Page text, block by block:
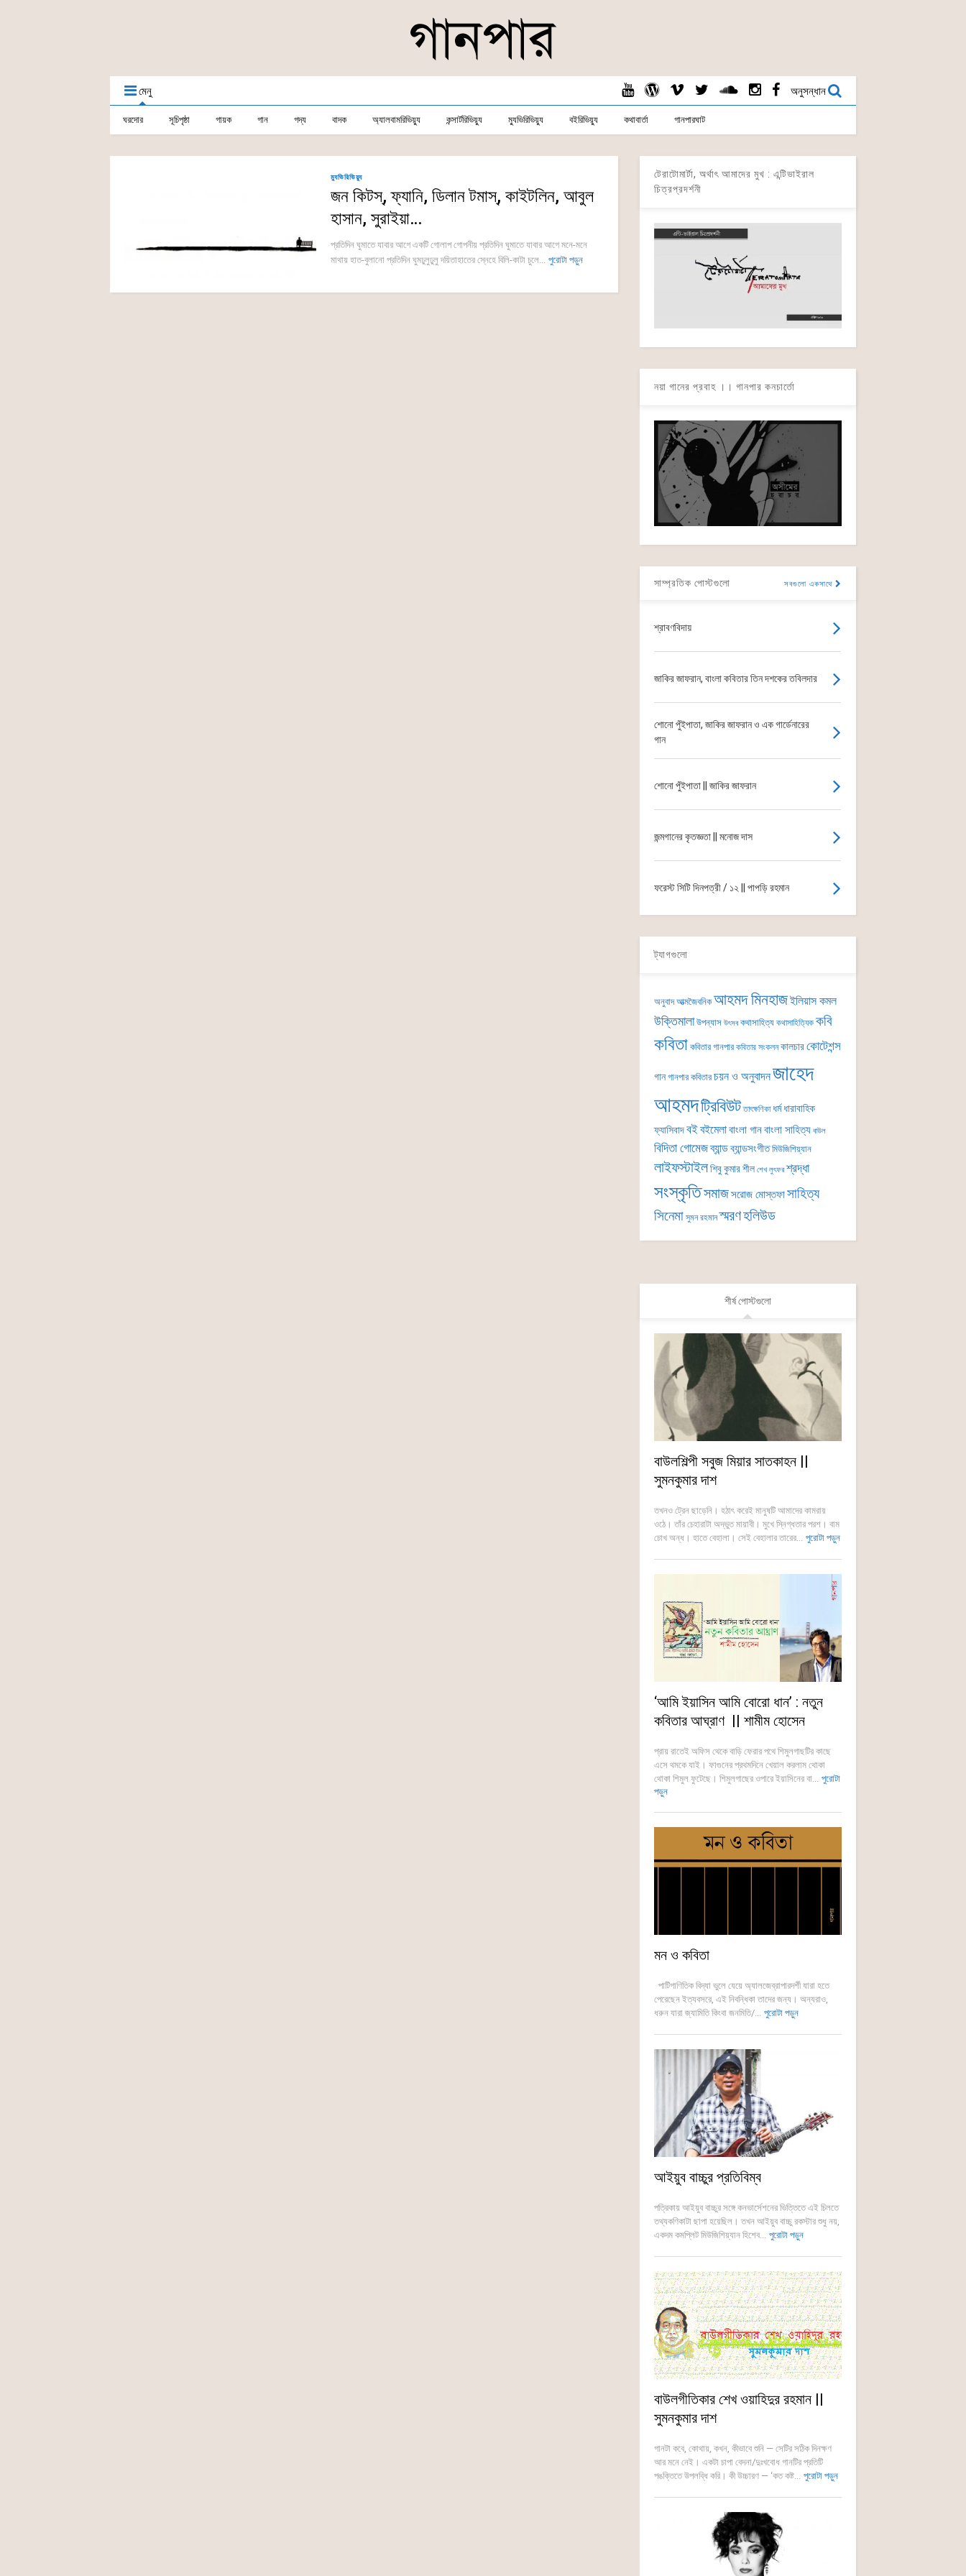
মেনু অনুসন্ধান
ঘরদোর সূচিপৃষ্ঠা গায়ক গান গদ্য বাদক অ্যালবামরিভিয়্যু কন্সার্টরিভিয়্যু ম্যুভিরিভিয়্যু বইরিভিয়্যু কথাবার্তা গানপারঘাট
ম্যুভিরিভিয়্যু
জন কিটস্, ফ্যানি, ডিলান টমাস্, কাইটলিন, আবুল
হাসান, সুরাইয়া…
প্রতিদিন ঘুমাতে যাবার আগে একটি গোলাপ গোপনীয় প্রতিদিন ঘুমাতে যাবার আগে মনে-মনে
মাথায় হাত-বুলানো প্রতিদিন ঘুমঢুলুঢুলু দয়িতাহাতের স্নেহে বিলি-কাটা চুলে... পুরোটা পড়ুন
টেরাটোমার্টা, অর্থাৎ আমাদের মুখ : এন্টিভাইরাল
চিত্রপ্রদর্শনী
নয়া গানের প্রবাহ ।। গানপার কনচার্তো
সাম্প্রতিক পোস্টগুলো সবগুলো একসাথে
শ্রাবণবিদায়
জাকির জাফরান, বাংলা কবিতার তিন দশকের তবিলদার
শোনো পুঁইপাতা, জাকির জাফরান ও এক গার্ডেনারের
গান
শোনো পুঁইপাতা || জাকির জাফরান
জন্মগানের কৃতজ্ঞতা || মনোজ দাস
ফরেস্ট সিটি দিনপত্রী / ১২ || পাপড়ি রহমান
ট্যাগগুলো
অনুবাদ আত্মজৈবনিক আহমদ মিনহাজইলিয়াস কমল
উক্তিমালা উপন্যাস উৎসব কথাসাহিত্য কথাসাহিত্যিক কবি
কবিতা কবিতার গানপার কবিতার সংকলন কালচারকোটেশন্স
গান গানপার কবিতার চয়ন ও অনুবাদনজাহেদ
আহমদট্রিবিউট তাৎক্ষণিকা ধর্ম ধারাবাহিক
ফ্যাসিবাদবইবইমেলাবাংলা গানবাংলা সাহিত্য বাউল
বিদিতা গোমেজব্যান্ডব্যান্ডসংগীত মিউজিশিয়্যান
লাইফস্টাইলশিবু কুমার শীল শেখ লুৎফর শ্রদ্ধা
সংস্কৃতিসমাজসরোজ মোস্তফাসাহিত্য
সিনেমা সুমন রহমান স্মরণহলিউড
শীর্ষ পোস্টগুলো
বাউলশিল্পী সবুজ মিয়ার সাতকাহন ||
সুমনকুমার দাশ
তখনও ট্রেন ছাড়েনি। হঠাৎ করেই মানুষটি আমাদের কামরায়
ওঠে। তাঁর চেহারাটা অদ্ভুত মায়াবী। মুখে স্নিগ্ধতার পরশ। বাম
চোখ অন্ধ। হাতে বেহালা। সেই বেহালার তারের... পুরোটা পড়ুন
‘আমি ইয়াসিন আমি বোরো ধান’ : নতুন
কবিতার আঘ্রাণ || শামীম হোসেন
প্রায় রাতেই অফিস থেকে বাড়ি ফেরার পথে শিমুলগাছটির কাছে
এসে থমকে যাই। ফাগুনের প্রথমদিনে খেয়াল করলাম থোকা
থোকা শিমুল ফুটেছে। শিমুলগাছের ওপারে ইয়াসিনের বা... পুরোটা
পড়ুন
মন ও কবিতা
পাটিগাণিতিক বিদ্যা ভুলে যেয়ে অ্যালজেব্রাপারদর্শী যারা হতে
পেরেছেন ইত্যবসরে, এই নিবন্ধিকা তাদের জন্য। অন্যরাও,
ধরুন যারা জ্যামিতি কিংবা জনমিতি/... পুরোটা পড়ুন
আইয়ুব বাচ্চুর প্রতিবিম্ব
পত্রিকায় আইয়ুব বাচ্চুর সঙ্গে কনভার্সেশনের ভিত্তিতে এই চিলতে
তথ্যকণিকাটা ছাপা হয়েছিল। তখন আইয়ুব বাচ্চু রকস্টার শুধু নয়,
একদম কমপ্লিট মিউজিশিয়্যান হিশেব... পুরোটা পড়ুন
বাউলগীতিকার শেখ ওয়াহিদুর রহমান ||
সুমনকুমার দাশ
গানটা কবে, কোথায়, কখন, কীভাবে শুনি — সেটির সঠিক দিনক্ষণ
আর মনে নেই। একটা চাপা বেদনা/দুঃখবোধ গানটির প্রতিটি
পঙক্তিতে উপলব্ধি করি। কী উচ্চারণ — ‘কত কষ্ট... পুরোটা পড়ুন